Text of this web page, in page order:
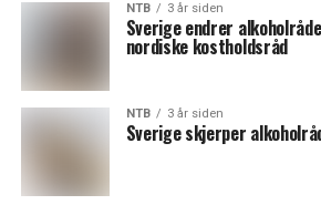
NTB 3 år siden
Sverige endrer
nordiske kostholdsråd
NTB 3 år siden
Sverige skjerper